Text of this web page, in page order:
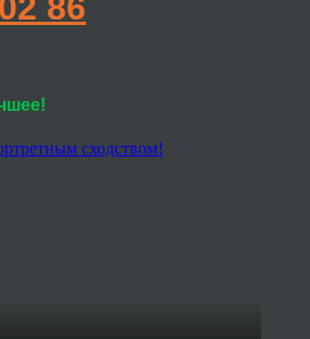
86
сходством!